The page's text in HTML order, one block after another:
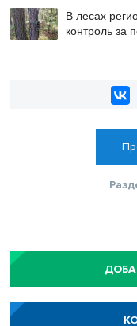
В лесах
контроль за